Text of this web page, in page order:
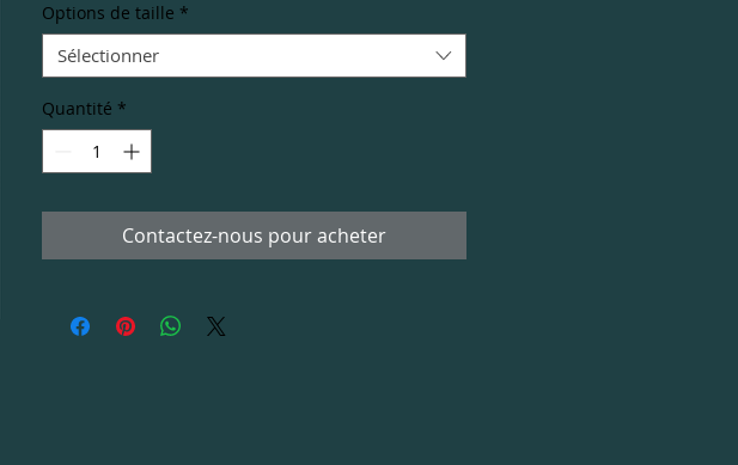
Options de taille *
Sélectionner
Quantité *
Contactez-nous pour acheter